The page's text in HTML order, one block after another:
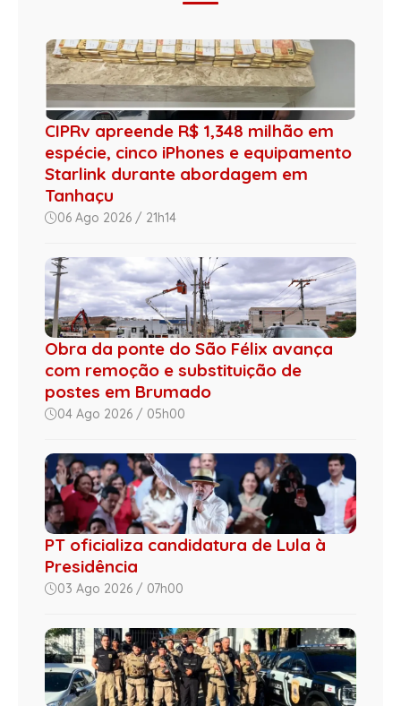
CIPRv apreende R$ 1,348 milhão em
espécie, cinco iPhones e equipamento
Starlink durante abordagem em
Tanhaçu
06 Ago 2026 / 21h14
Obra da ponte do São Félix avança
com remoção e substituição de
postes em Brumado
04 Ago 2026 / 05h00
PT oficializa candidatura de Lula à
Presidência
03 Ago 2026 / 07h00